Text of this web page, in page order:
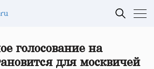
голосование на
для москвичей